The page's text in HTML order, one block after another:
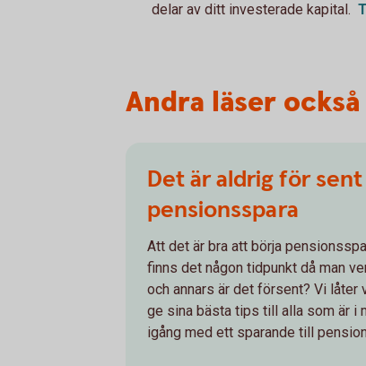
delar av ditt investerade kapital.
Andra läser också
Det är aldrig för
pensionsspara
Att det är bra att börja
finns det någon tidpunkt då man
och annars är det försent? Vi låter
ge sina bästa tips till alla som är i
igång med ett sparande till